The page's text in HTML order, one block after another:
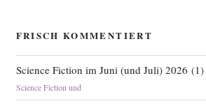
FRISCH KOMMENTIERT
Science Fiction im Juni (und Juli) 2026 (1)
Science Fiction und